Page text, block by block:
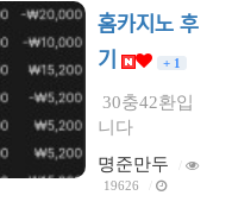
홈카지노 후
기
+ 1
30충42환입
니다
명준만두
19626